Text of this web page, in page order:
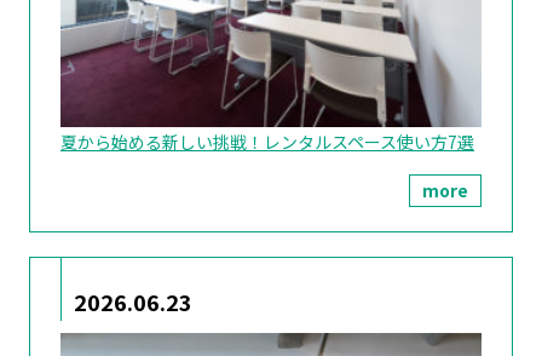
夏から始める新しい挑戦！レンタルスペース使い方7選
more
2026.06.23